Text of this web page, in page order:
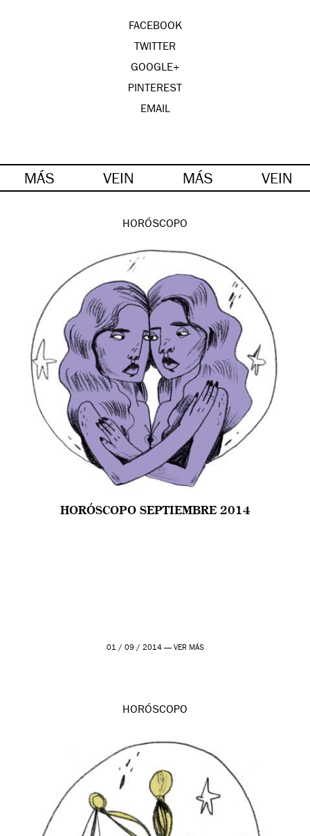
FACEBOOK
TWITTER
GOOGLE+
PINTEREST
EMAIL
MÁS VEIN MÁS VEIN
HORÓSCOPO
HORÓSCOPO SEPTIEMBRE 2014
01 / 09 / 2014 — VER MÁS
HORÓSCOPO